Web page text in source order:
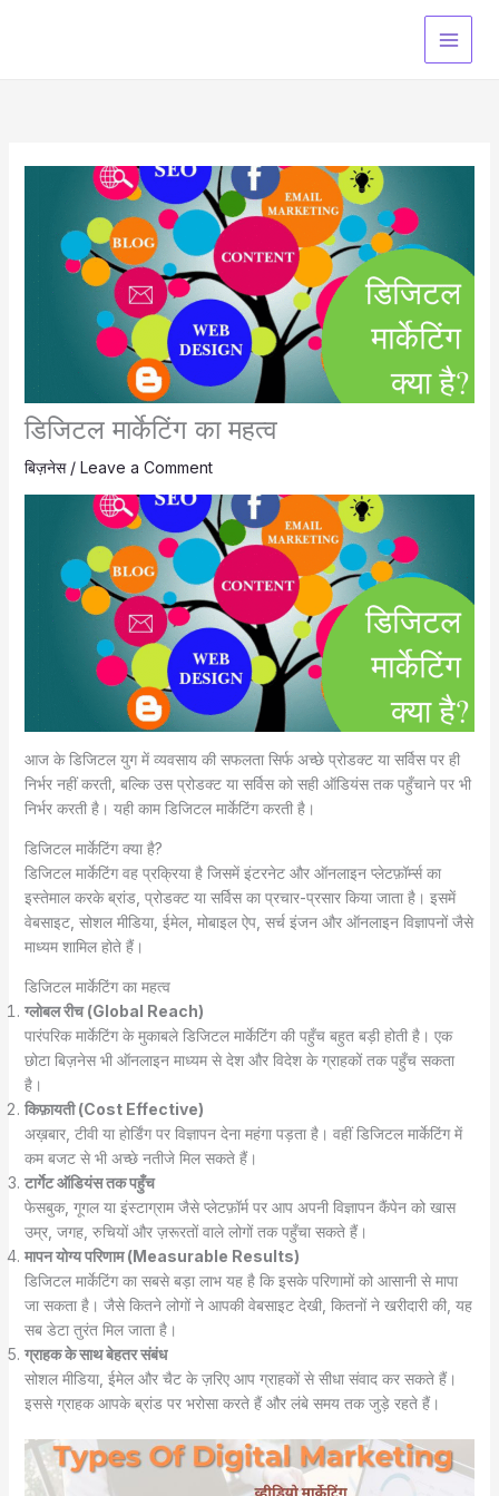
डिजिटल मार्केटिंग का महत्व
बिज़नेस/ Leave a Comment
आज के डिजिटल युग में व्यवसाय की सफलता सिर्फ अच्छे प्रोडक्ट या सर्विस पर ही
निर्भर नहीं करती, बल्कि उस प्रोडक्ट या सर्विस को सही ऑडियंस तक पहुँचाने पर भी
निर्भर करती है। यही काम डिजिटल मार्केटिंग करती है।
डिजिटल मार्केटिंग क्या है?
डिजिटल मार्केटिंग वह प्रक्रिया है जिसमें इंटरनेट और ऑनलाइन प्लेटफ़ॉर्म्स का
इस्तेमाल करके ब्रांड, प्रोडक्ट या सर्विस का प्रचार-प्रसार किया जाता है। इसमें
वेबसाइट, सोशल मीडिया, ईमेल, मोबाइल ऐप, सर्च इंजन और ऑनलाइन विज्ञापनों जैसे
माध्यम शामिल होते हैं।
डिजिटल मार्केटिंग का महत्व
ग्लोबल रीच (Global Reach)
पारंपरिक मार्केटिंग के मुकाबले डिजिटल मार्केटिंग की पहुँच बहुत बड़ी होती है। एक
छोटा बिज़नेस भी ऑनलाइन माध्यम से देश और विदेश के ग्राहकों तक पहुँच सकता
है।
किफ़ायती (Cost Effective)
अख़बार, टीवी या होर्डिंग पर विज्ञापन देना महंगा पड़ता है। वहीं डिजिटल मार्केटिंग में
कम बजट से भी अच्छे नतीजे मिल सकते हैं।
टार्गेट ऑडियंस तक पहुँच
फेसबुक, गूगल या इंस्टाग्राम जैसे प्लेटफ़ॉर्म पर आप अपनी विज्ञापन कैंपेन को खास
उम्र, जगह, रुचियों और ज़रूरतों वाले लोगों तक पहुँचा सकते हैं।
मापन योग्य परिणाम (Measurable Results)
डिजिटल मार्केटिंग का सबसे बड़ा लाभ यह है कि इसके परिणामों को आसानी से मापा
जा सकता है। जैसे कितने लोगों ने आपकी वेबसाइट देखी, कितनों ने खरीदारी की, यह
सब डेटा तुरंत मिल जाता है।
ग्राहक के साथ बेहतर संबंध
सोशल मीडिया, ईमेल और चैट के ज़रिए आप ग्राहकों से सीधा संवाद कर सकते हैं।
इससे ग्राहक आपके ब्रांड पर भरोसा करते हैं और लंबे समय तक जुड़े रहते हैं।